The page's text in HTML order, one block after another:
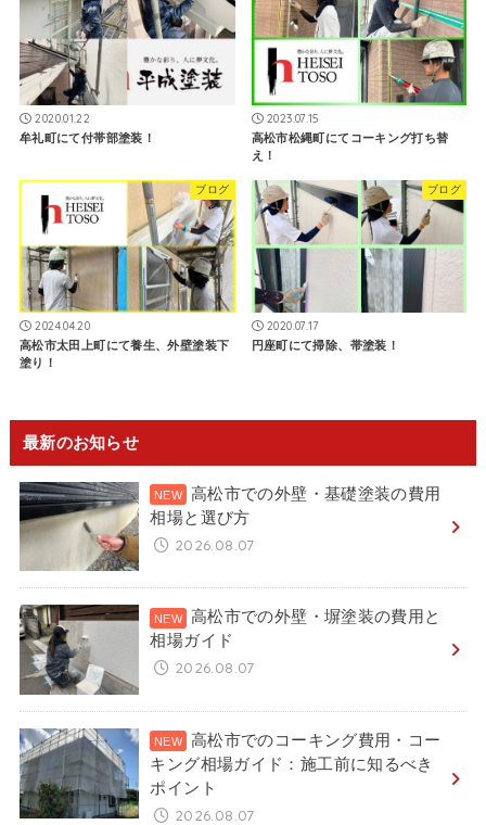
2020.01.22
牟礼町にて付帯部塗装！
2023.07.15
高松市松縄町にてコーキング打ち替
え！
ブログ
2024.04.20
高松市太田上町にて養生、外壁塗装下
塗り！
ブログ
2020.07.17
円座町にて掃除、帯塗装！
最新のお知らせ
高松市での外壁・基礎塗装の費用
相場と選び方
2026.08.07
高松市での外壁・塀塗装の費用と
相場ガイド
2026.08.07
高松市でのコーキング費用・コー
キング相場ガイド：施工前に知るべき
ポイント
2026.08.07